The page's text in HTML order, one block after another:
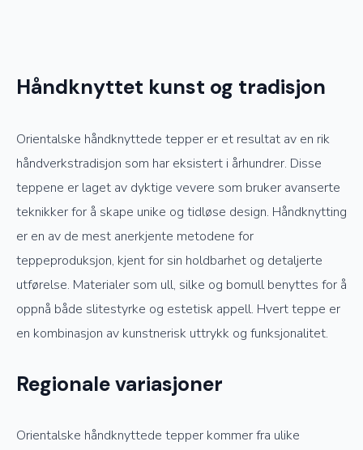
Håndknyttet kunst og tradisjon
Orientalske håndknyttede tepper er et resultat av en rik
håndverkstradisjon som har eksistert i århundrer. Disse
teppene er laget av dyktige vevere som bruker avanserte
teknikker for å skape unike og tidløse design. Håndknytting
er en av de mest anerkjente metodene for
teppeproduksjon, kjent for sin holdbarhet og detaljerte
utførelse. Materialer som ull, silke og bomull benyttes for å
oppnå både slitestyrke og estetisk appell. Hvert teppe er
en kombinasjon av kunstnerisk uttrykk og funksjonalitet.
Regionale variasjoner
Orientalske håndknyttede tepper kommer fra ulike